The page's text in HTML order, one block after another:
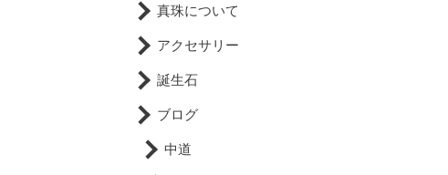
真珠について
アクセサリー
誕生石
ブログ
中道